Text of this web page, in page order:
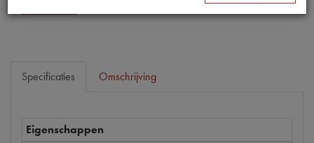
Specificaties Omschrijving
Eigenschappen